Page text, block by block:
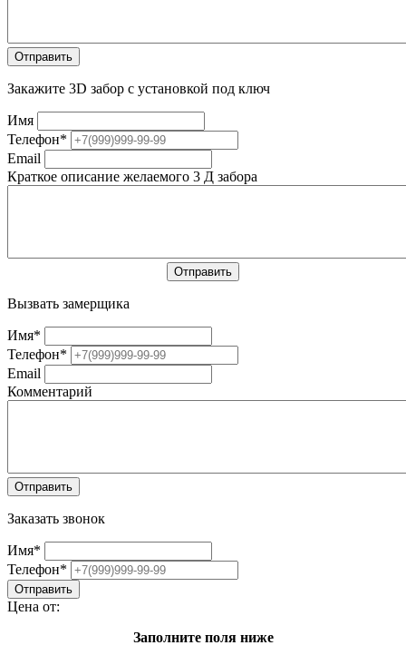
Закажите 3D забор с установкой под ключ
Имя
Телефон*
Email
Краткое описание желаемого 3 Д забора
Вызвать замерщика
Имя*
Телефон*
Email
Комментарий
Заказать звонок
Имя*
Телефон*
Цена от:
Заполните поля ниже